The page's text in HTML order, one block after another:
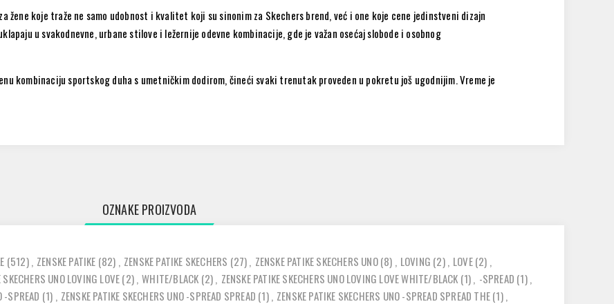
žene koje traže ne samo udobnost i kvalitet koji su sinonim za Skechers brend, već i one koje cene jedinstveni dizajn
u svakodnevne, urbane stilove i ležernije odevne kombinacije, gde je važan osećaj slobode i osobnog
kombinaciju sportskog duha s umetničkim dodirom, čineći svaki trenutak proveden u pokretu još ugodnijim. Vreme je
OZNAKE PROIZVODA
(512), ZENSKE PATIKE (82) , ZENSKE PATIKE SKECHERS (27), ZENSKE PATIKE SKECHERS UNO(8) , LOVING (2), LOVE(2) ,
SKECHERS UNO LOVING LOVE(2), WHITE/BLACK (2), ZENSKE PATIKE SKECHERS UNO LOVING LOVE WHITE/BLACK (1), -SPREAD (1),
-SPREAD (1) , ZENSKE PATIKE SKECHERS UNO -SPREAD SPREAD (1), ZENSKE PATIKE SKECHERS UNO -SPREAD SPREAD THE(1),